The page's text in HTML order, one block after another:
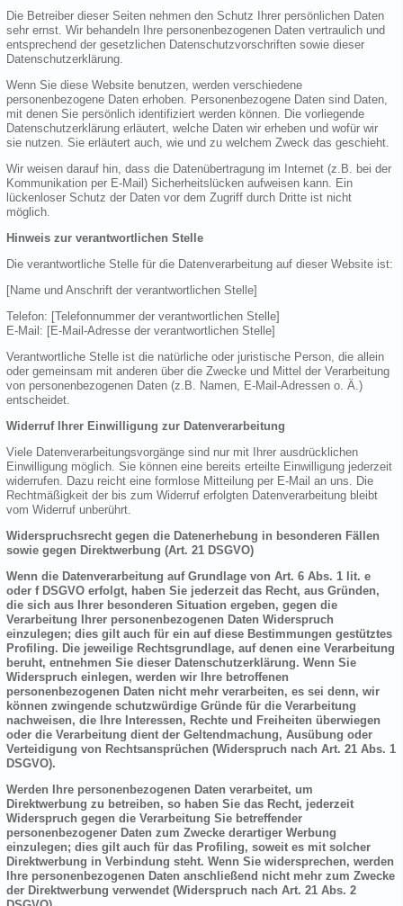
Die Betreiber dieser Seiten nehmen den Schutz Ihrer persönlichen Daten
sehr ernst. Wir behandeln Ihre personenbezogenen Daten vertraulich und
entsprechend der gesetzlichen Datenschutzvorschriften sowie dieser
Datenschutzerklärung.
Wenn Sie diese Website benutzen, werden verschiedene
personenbezogene Daten erhoben. Personenbezogene Daten sind Daten,
mit denen Sie persönlich identifiziert werden können. Die vorliegende
Datenschutzerklärung erläutert, welche Daten wir erheben und wofür wir
sie nutzen. Sie erläutert auch, wie und zu welchem Zweck das geschieht.
Wir weisen darauf hin, dass die Datenübertragung im Internet (z.B. bei der
Kommunikation per E-Mail) Sicherheitslücken aufweisen kann. Ein
lückenloser Schutz der Daten vor dem Zugriff durch Dritte ist nicht
möglich.
Hinweis zur verantwortlichen Stelle
Die verantwortliche Stelle für die Datenverarbeitung auf dieser Website ist:
[Name und Anschrift der verantwortlichen Stelle]
Telefon: [Telefonnummer der verantwortlichen Stelle]
E-Mail: [E-Mail-Adresse der verantwortlichen Stelle]
Verantwortliche Stelle ist die natürliche oder juristische Person, die allein
oder gemeinsam mit anderen über die Zwecke und Mittel der Verarbeitung
von personenbezogenen Daten (z.B. Namen, E-Mail-Adressen o. Ä.)
entscheidet.
Widerruf Ihrer Einwilligung zur Datenverarbeitung
Viele Datenverarbeitungsvorgänge sind nur mit Ihrer ausdrücklichen
Einwilligung möglich. Sie können eine bereits erteilte Einwilligung jederzeit
widerrufen. Dazu reicht eine formlose Mitteilung per E-Mail an uns. Die
Rechtmäßigkeit der bis zum Widerruf erfolgten Datenverarbeitung bleibt
vom Widerruf unberührt.
Widerspruchsrecht gegen die Datenerhebung in besonderen Fällen
sowie gegen Direktwerbung (Art. 21 DSGVO)
Wenn die Datenverarbeitung auf Grundlage von Art. 6 Abs. 1 lit. e
oder f DSGVO erfolgt, haben Sie jederzeit das Recht, aus Gründen,
die sich aus Ihrer besonderen Situation ergeben, gegen die
Verarbeitung Ihrer personenbezogenen Daten Widerspruch
einzulegen; dies gilt auch für ein auf diese Bestimmungen gestütztes
Profiling. Die jeweilige Rechtsgrundlage, auf denen eine Verarbeitung
beruht, entnehmen Sie dieser Datenschutzerklärung. Wenn Sie
Widerspruch einlegen, werden wir Ihre betroffenen
personenbezogenen Daten nicht mehr verarbeiten, es sei denn, wir
können zwingende schutzwürdige Gründe für die Verarbeitung
nachweisen, die Ihre Interessen, Rechte und Freiheiten überwiegen
oder die Verarbeitung dient der Geltendmachung, Ausübung oder
Verteidigung von Rechtsansprüchen (Widerspruch nach Art. 21 Abs. 1
DSGVO).
Werden Ihre personenbezogenen Daten verarbeitet, um
Direktwerbung zu betreiben, so haben Sie das Recht, jederzeit
Widerspruch gegen die Verarbeitung Sie betreffender
personenbezogener Daten zum Zwecke derartiger Werbung
einzulegen; dies gilt auch für das Profiling, soweit es mit solcher
Direktwerbung in Verbindung steht. Wenn Sie widersprechen, werden
Ihre personenbezogenen Daten anschließend nicht mehr zum Zwecke
der Direktwerbung verwendet (Widerspruch nach Art. 21 Abs. 2